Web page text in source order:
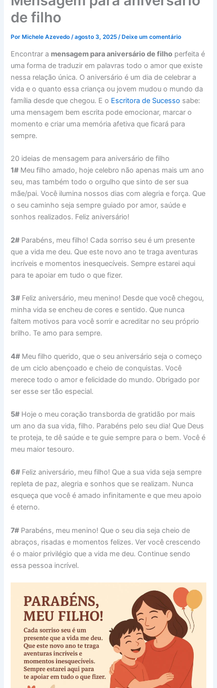
de filho
PorMichele Azevedo /agosto 3, 2025 /Deixe um comentário
Encontrar a mensagem para aniversário de filho perfeita é
uma forma de traduzir em palavras todo o amor que existe
nessa relação única. O aniversário é um dia de celebrar a
vida e o quanto essa criança ou jovem mudou o mundo da
família desde que chegou. E o Escritora de Sucesso sabe:
uma mensagem bem escrita pode emocionar, marcar o
momento e criar uma memória afetiva que ficará para
sempre.
20 ideias de mensagem para aniversário de filho
1#Meu filho amado, hoje celebro não apenas mais um ano
seu, mas também todo o orgulho que sinto de ser sua
mãe/pai. Você ilumina nossos dias com alegria e força. Que
o seu caminho seja sempre guiado por amor, saúde e
sonhos realizados. Feliz aniversário!
2#Parabéns, meu filho! Cada sorriso seu é um presente
que a vida me deu. Que este novo ano te traga aventuras
incríveis e momentos inesquecíveis. Sempre estarei aqui
para te apoiar em tudo o que fizer.
3#Feliz aniversário, meu menino! Desde que você chegou,
minha vida se encheu de cores e sentido. Que nunca
faltem motivos para você sorrir e acreditar no seu próprio
brilho. Te amo para sempre.
4#Meu filho querido, que o seu aniversário seja o começo
de um ciclo abençoado e cheio de conquistas. Você
merece todo o amor e felicidade do mundo. Obrigado por
ser esse ser tão especial.
5#Hoje o meu coração transborda de gratidão por mais
um ano da sua vida, filho. Parabéns pelo seu dia! Que Deus
te proteja, te dê saúde e te guie sempre para o bem. Você é
meu maior tesouro.
6#Feliz aniversário, meu filho! Que a sua vida seja sempre
repleta de paz, alegria e sonhos que se realizam. Nunca
esqueça que você é amado infinitamente e que meu apoio
é eterno.
7#Parabéns, meu menino! Que o seu dia seja cheio de
abraços, risadas e momentos felizes. Ver você crescendo
é o maior privilégio que a vida me deu. Continue sendo
essa pessoa incrível.